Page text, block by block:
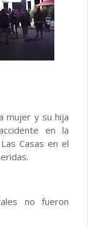
mujer y su hija
en la
Casas en el
no fueron